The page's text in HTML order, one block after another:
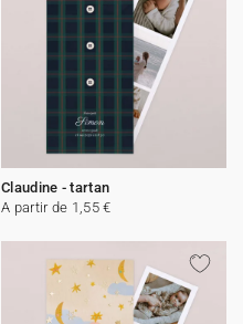
Claudine - tartan
A partir de 1,55 €